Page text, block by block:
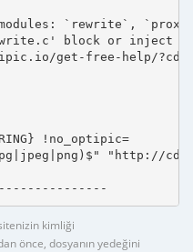
`rewrite`,
block or inject
get-free-help/
!no_optipic=
"http://
kimliği
önce, dosyanın yedeğini